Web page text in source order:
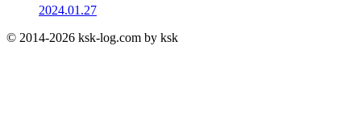
2024.01.27
© 2014-2026 ksk-log.com by ksk